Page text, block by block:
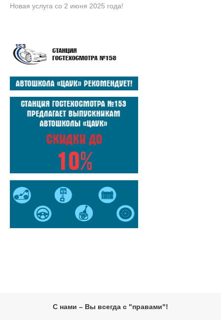
Новая услуга со 2 июня 2025 года!
С нами – Вы всегда с "правами"!